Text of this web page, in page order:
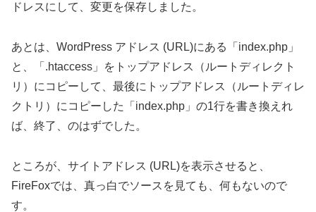
ドレスにして、変更を保存しました。
あとは、WordPress アドレス (URL)にある「index.php」
と、「.htaccess」をトップアドレス（ルートディレクト
リ）にコピーして、最後にトップアドレス（ルートディレ
クトリ）にコピーした「index.php」の1行を書き換えれ
ば、終了、のはずでした。
ところが、サイトアドレス (URL)を表示させると、
FireFoxでは、真っ白でソースを見ても、何もないので
す。